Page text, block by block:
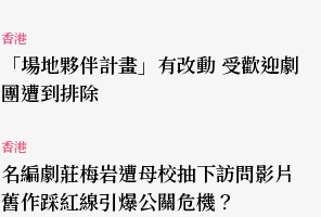
香港
「場地夥伴計畫」有改動 受歡迎劇
團遭到排除
香港
名編劇莊梅岩遭母校抽下訪問影片
舊作踩紅線引爆公關危機？